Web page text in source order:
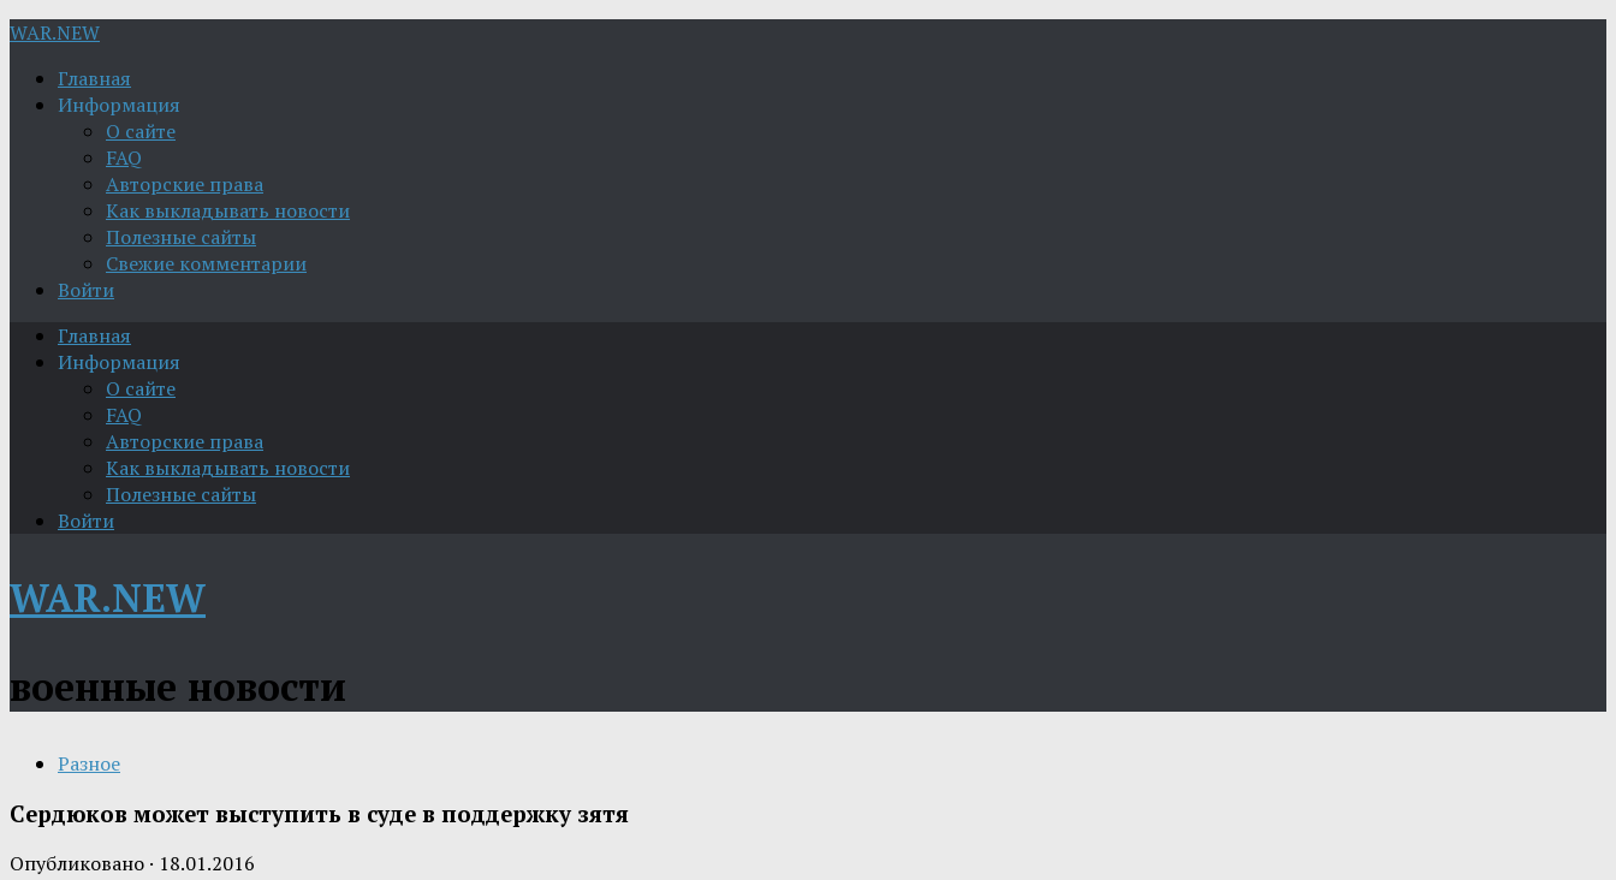
WAR.NEW
Главная
Информация
О сайте
FAQ
Авторские права
Как выкладывать новости
Полезные сайты
Свежие комментарии
Войти
Главная
Информация
О сайте
FAQ
Авторские права
Как выкладывать новости
Полезные сайты
Войти
WAR.NEW
военные новости
Разное
Сердюков может выступить в суде в поддержку зятя
Опубликовано · 18.01.2016